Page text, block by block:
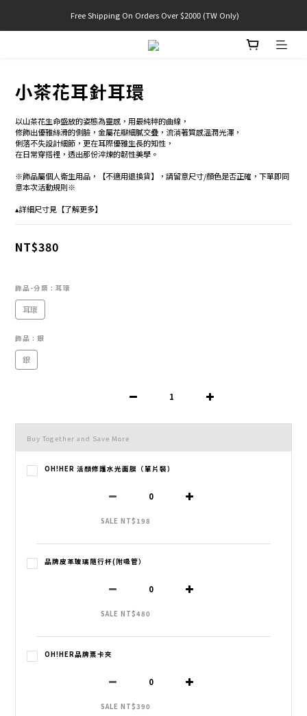
官網限定! 滿千免運(僅限台灣本島)
Free Shipping On Orders Over $2000 (TW Only)
官網限定! 滿千免運(僅限台灣本島)
小茶花耳針耳環
以山茶花生命盛放的姿態為靈感，用最純粹的曲線，
修飾出優雅絲滑的側臉，金屬花瓣細膩交疊，流淌著質感溫潤光澤，
俐落不失設計細節，更在耳際優雅生長的知性，
在日常穿搭裡，透出那份淬煉的韌性美學。
※飾品屬個人衛生用品，【不適用退換貨】，請留意尺寸/顏色是否正確，下單即同
意本次活動規則※
▴詳細尺寸見【了解更多】
NT$380
飾品-分類 : 耳環
耳環
飾品 : 銀
銀
Buy Together and Save More
OH!HER 活顏修護水光面膜（單片裝）
SALE NT$198
品牌皮革玻璃隨行杯(附吸管）
SALE NT$480
OH!HER品牌票卡夾
SALE NT$390